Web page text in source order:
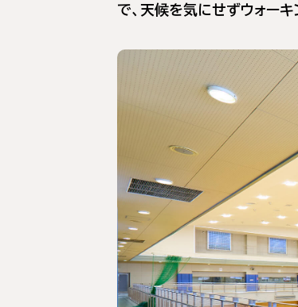
で、天候を気にせずウォーキ